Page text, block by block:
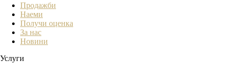
Продажби
Наеми
Получи оценка
За нас
Новини
Услуги